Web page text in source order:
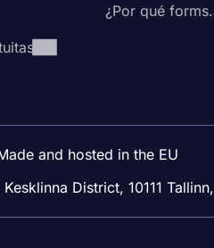
¿Por qué
and hosted in the EU
District, 10111